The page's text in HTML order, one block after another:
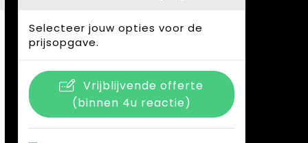
Selecteer jouw opties voor de
prijsopgave.
Vrijblijvende offerte
(binnen 4u reactie)